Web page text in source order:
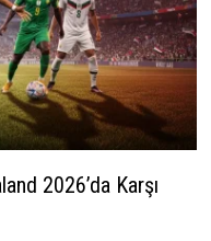
2026’da Karşı